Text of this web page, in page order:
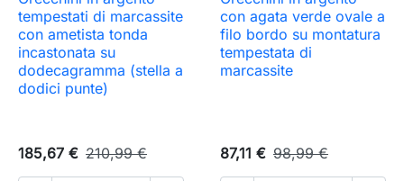
tempestati di marcassite
con ametista tonda
incastonata su
dodecagramma (stella a
dodici punte)
185,67 € 210,99 €
con agata verde ovale a
filo bordo su montatura
tempestata di
marcassite
87,11 € 98,99 €